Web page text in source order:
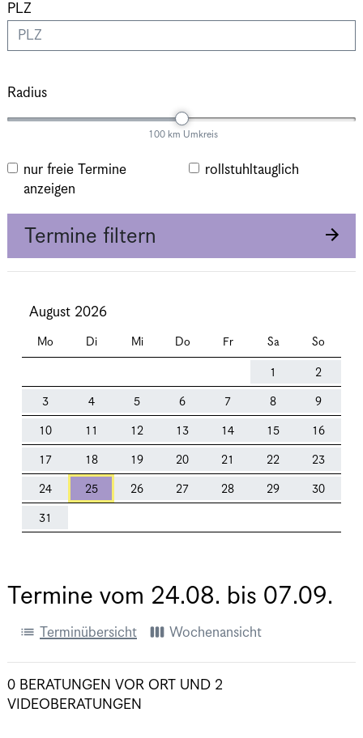
PLZ
Radius
100 km Umkreis
nur freie Termine
anzeigen
rollstuhltauglich
Termine filtern
August 2026
Mo Di Mi Do Fr Sa So
1 2
3 4 5 6 7 8 9
10 11 12 13 14 15 16
17 18 19 20 21 22 23
24 25 26 27 28 29 30
31
Termine vom 24.08. bis 07.09.
list Terminübersicht view_week Wochenansicht
0 BERATUNGEN VOR ORT UND 2
VIDEOBERATUNGEN